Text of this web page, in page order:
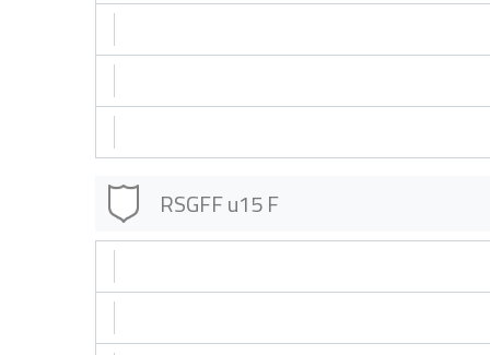
RSGFF u15 F